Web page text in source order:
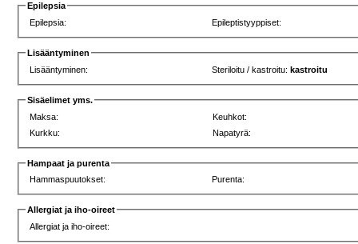
Epilepsia
Epilepsia:
Epileptistyyppiset:
Lisääntyminen
Lisääntyminen:
Steriloitu / kastroitu:kastroitu
Sisäelimet yms.
Maksa:
Keuhkot:
Kurkku:
Napatyrä:
Hampaat ja purenta
Hammaspuutokset:
Purenta:
Allergiat ja iho-oireet
Allergiat ja iho-oireet: